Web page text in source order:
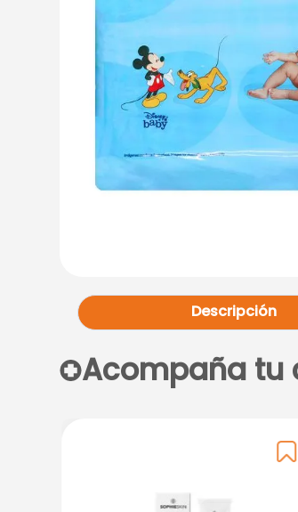
Descripción
Acompaña tu